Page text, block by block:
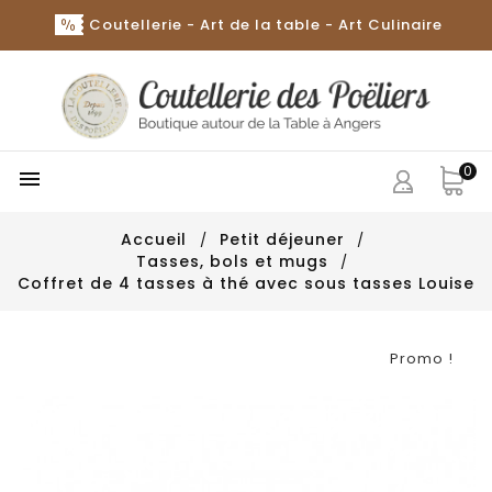
Coutellerie - Art de la table - Art Culinaire
 0
Accueil
Petit déjeuner
Tasses, bols et mugs
Coffret de 4 tasses à thé avec sous tasses Louise
Promo !